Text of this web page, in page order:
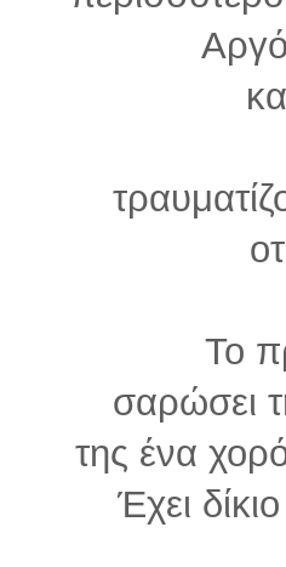
Το
σαρώσει
της ένα
Έχει